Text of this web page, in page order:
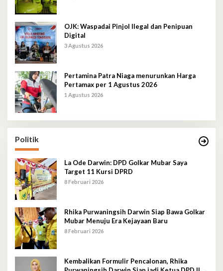
OJK: Waspadai Pinjol Ilegal dan Penipuan
Digital
3 Agustus 2026
Pertamina Patra Niaga menurunkan Harga
Pertamax per 1 Agustus 2026
1 Agustus 2026
Politik
La Ode Darwin: DPD Golkar Mubar Saya
Target 11 Kursi DPRD
8 Februari 2026
Rhika Purwaningsih Darwin Siap Bawa Golkar
Mubar Menuju Era Kejayaan Baru
8 Februari 2026
Kembalikan Formulir Pencalonan, Rhika